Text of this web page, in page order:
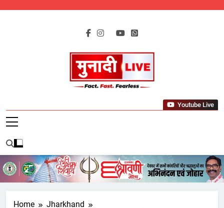
Munadi Live – Jharkhand's Leading
Youtube Live
Home
Jharkhand